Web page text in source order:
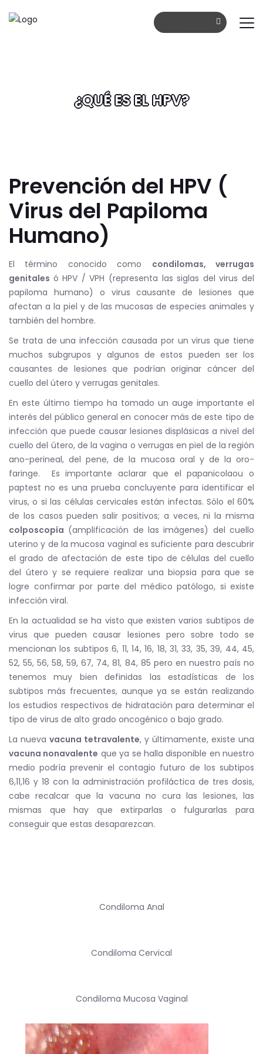
Horarios de atención: Lunes - Viernes: 9am a 1pm | 3pm a
NOSOTROS GINECOLOGÍA
¿QUÉ ES EL HPV?
Prevención del HPV (
Virus del Papiloma
Humano)
El término conocido como condilomas, verrugas
genitales ó HPV / VPH (representa las siglas del virus del
papiloma humano) o virus causante de lesiones que
afectan a la piel y de las mucosas de especies animales y
también del hombre.
Se trata de una infección causada por un virus que tiene
muchos subgrupos y algunos de estos pueden ser los
causantes de lesiones que podrían originar cáncer del
cuello del útero y verrugas genitales.
En este último tiempo ha tomado un auge importante el
interés del público general en conocer más de este tipo de
infección que puede causar lesiones displásicas a nivel del
cuello del útero, de la vagina o verrugas en piel de la región
ano-perineal, del pene, de la mucosa oral y de la oro-
faringe. Es importante aclarar que el papanicolaou o
paptest no es una prueba concluyente para identificar el
virus, o si las células cervicales están infectas. Sólo el 60%
de los casos pueden salir positivos; a veces, ni la misma
colposcopía (amplificación de las imágenes) del cuello
uterino y de la mucosa vaginal es suficiente para descubrir
el grado de afectación de este tipo de células del cuello
del útero y se requiere realizar una biopsia para que se
logre confirmar por parte del médico patólogo, si existe
infección viral.
En la actualidad se ha visto que existen varios subtipos de
virus que pueden causar lesiones pero sobre todo se
mencionan los subtipos 6, 11, 14, 16, 18, 31, 33, 35, 39, 44, 45,
52, 55, 56, 58, 59, 67, 74, 81, 84, 85 pero en nuestro país no
tenemos muy bien definidas las estadísticas de los
subtipos más frecuentes, aunque ya se están realizando
los estudios respectivos de hidratación para determinar el
tipo de virus de alto grado oncogénico o bajo grado.
La nueva vacuna tetravalente, y últimamente, existe una
vacuna nonavalente que ya se halla disponible en nuestro
medio podría prevenir el contagio futuro de los subtipos
6,11,16 y 18 con la administración profiláctica de tres dosis,
cabe recalcar que la vacuna no cura las lesiones, las
mismas que hay que extirparlas o fulgurarlas para
conseguir que estas desaparezcan.
Condiloma Anal
Condiloma Cervical
Condiloma Mucosa Vaginal